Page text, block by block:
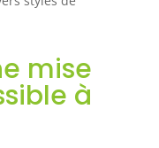
env. 33 cm
mise
à